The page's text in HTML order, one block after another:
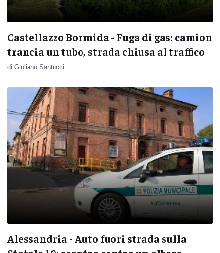
Castellazzo Bormida - Fuga di gas: camion
trancia un tubo, strada chiusa al traffico
di Giuliano Santucci
Alessandria - Auto fuori strada sulla